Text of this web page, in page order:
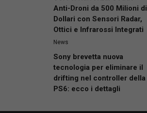
Anti-Droni da 500 Milioni di
Dollari con Sensori Radar,
Ottici e Infrarossi Integrati
News
Sony brevetta nuova
tecnologia per eliminare il
drifting nel controller della
PS6: ecco i dettagli